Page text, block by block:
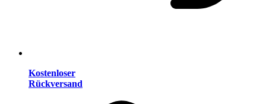
Kostenloser
Rückversand